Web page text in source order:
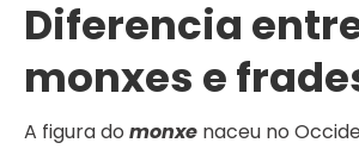
Diferencia
monxes e
A figura do monxe naceu no